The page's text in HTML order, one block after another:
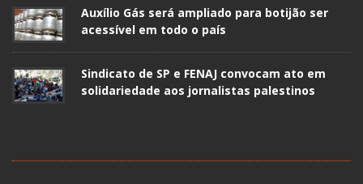
Auxílio Gás será ampliado para botijão ser
acessível em todo o país
Sindicato de SP e FENAJ convocam ato em
solidariedade aos jornalistas palestinos